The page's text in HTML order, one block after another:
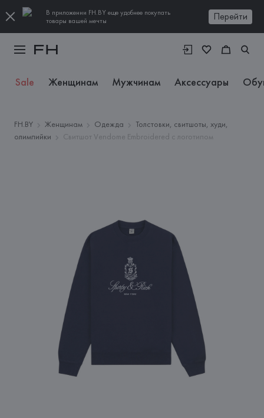
В приложении FH.BY еще удобнее покупать
товары вашей мечты
Перейти
Sale Женщинам Мужчинам Аксессуары
FH.BY Женщинам Одежда
Толстовки, свитшоты, худи,
олимпийки
Свитшот Vendome Embroidered с логотипом